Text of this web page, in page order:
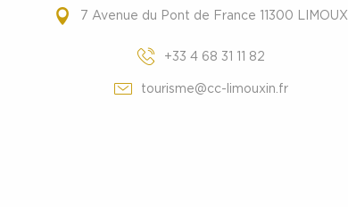
7 Avenue du Pont de France 11300 LIMOUX
+33 4 68 31 11 82
tourisme@cc-limouxin.fr